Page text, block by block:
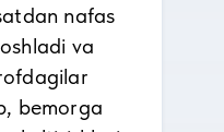
nafas
va
bemorga